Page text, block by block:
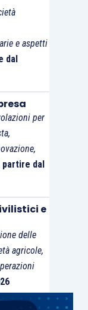
e aspetti
dal
per
partire dal
e
delle
agricole,